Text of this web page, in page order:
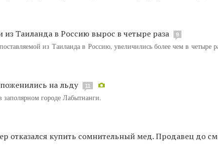
Таиланда в Россию вырос в четыре раза 9
из Таиланда в Россию, увеличились более чем в четыре
на льду 11
городе Лабытнанги.
отказался купить сомнительный мед. Продавец до